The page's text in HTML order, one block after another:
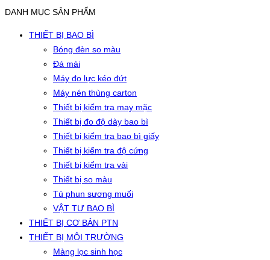
DANH MỤC SẢN PHẨM
THIẾT BỊ BAO BÌ
Bóng đèn so màu
Đá mài
Máy đo lực kéo đứt
Máy nén thùng carton
Thiết bị kiểm tra may mặc
Thiết bị đo độ dày bao bì
Thiết bị kiểm tra bao bì giấy
Thiết bị kiểm tra độ cứng
Thiết bị kiểm tra vải
Thiết bị so màu
Tủ phun sương muối
VẬT TƯ BAO BÌ
THIẾT BỊ CƠ BẢN PTN
THIẾT BỊ MÔI TRƯỜNG
Màng lọc sinh học